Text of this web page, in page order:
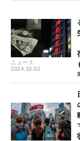
ニュース
2024.10.02